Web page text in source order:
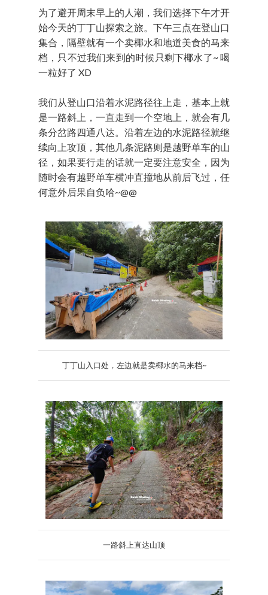
为了避开周末早上的人潮，我们选择下午才开
始今天的丁丁山探索之旅。下午三点在登山口
集合，隔壁就有一个卖椰水和地道美食的马来
档，只不过我们来到的时候只剩下椰水了~ 喝
一粒好了 XD
我们从登山口沿着水泥路径往上走，基本上就
是一路斜上，一直走到一个空地上，就会有几
条分岔路四通八达。沿着左边的水泥路径就继
续向上攻顶，其他几条泥路则是越野单车的山
径，如果要行走的话就一定要注意安全，因为
随时会有越野单车横冲直撞地从前后飞过，任
何意外后果自负哈~@@
丁丁山入口处，左边就是卖椰水的马来档~
一路斜上直达山顶